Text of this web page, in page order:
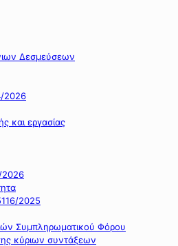
Δεσμεύσεων
2026
και εργασίας
2026
2025
Συμπληρωματικού Φόρου
κύριων συντάξεων